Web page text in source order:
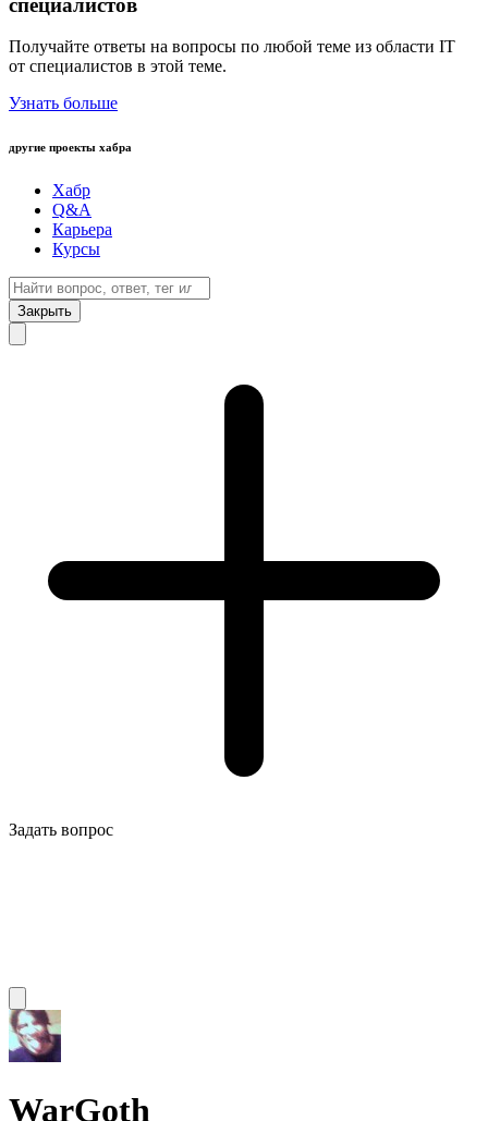
Получайте ответы на вопросы по любой теме из области IT
от специалистов в этой теме.
Узнать больше
другие проекты хабра
Хабр
Q&A
Карьера
Курсы
Закрыть
Задать вопрос
WarGoth